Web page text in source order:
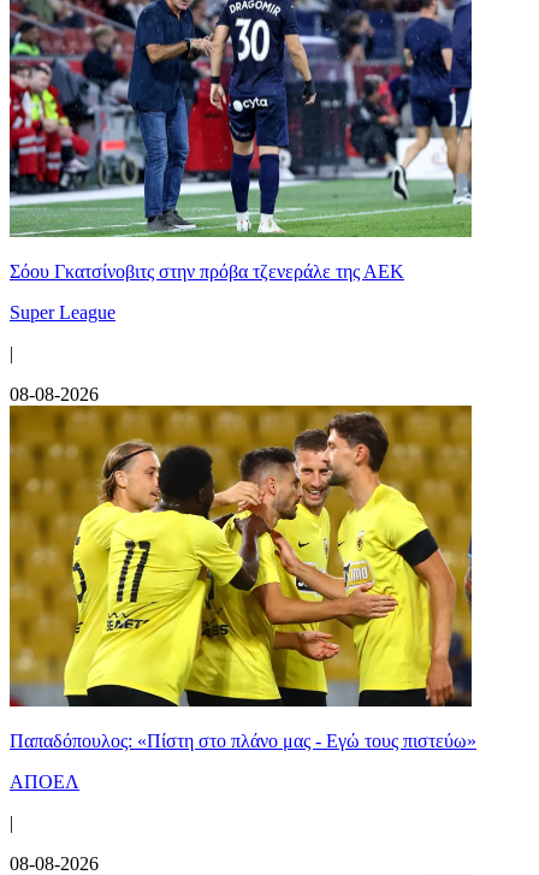
Σόου Γκατσίνοβιτς στην πρόβα τζενεράλε της ΑΕΚ
Super League
|
08-08-2026
Παπαδόπουλος: «Πίστη στο πλάνο μας - Εγώ τους πιστεύω»
ΑΠΟΕΛ
|
08-08-2026